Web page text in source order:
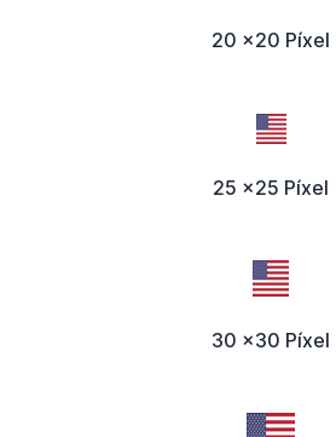
20 x20 Píxel
25 x25 Píxel
30 x30 Píxel